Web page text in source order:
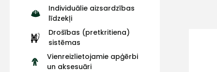
Individuālie aizsardzības
līdzekļi
Drošības (pretkritiena)
sistēmas
Vienreizlietojamie apģērbi
un aksesuāri